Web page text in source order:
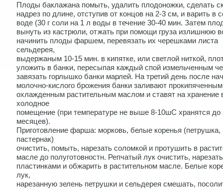
Плоды баклажана помыть, удалить плодоножки, сделать
надрез по длине, отступив от концов на 2-3 см, и варить в
воде (30 г соли на 1 л воды в течение 30-40 мин. Затем
вынуть из кастрюли, отжать при помощи груза излишнюю
начинить плоды фаршем, перевязать их черешками листа
сельдерея,
выдержаным 10-15 мин. в кипятке, или светлой ниткой,
уложить в банки, пересыпая каждый спой измельченным
завязать горлышко банки марлей. На третий день после
молочно-кислого брожения банки заливают
охлажденным растительным маслом и ставят на хранение
холодное
помещение (при температуре не выше 8-10шC хранятся до
месяцев).
Приготовление фарша: морковь, белые коренья (петрушка,
пастернак)
очистить, помыть, нарезать соломкой и протушить в
масле до полуготовностн. Репчатый лук очистить, нарезать
пластинками и обжарить в растительном масле. Белые
лук,
нарезанную зелень петрушки и сельдерея смешать,